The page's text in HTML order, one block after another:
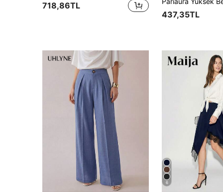
718,86TL
437,35TL
6